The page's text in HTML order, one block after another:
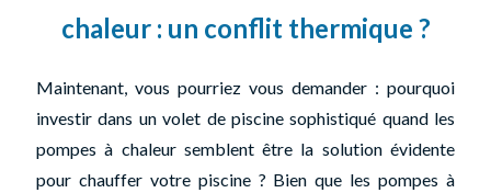
chaleur : un conflit thermique ?
Maintenant, vous pourriez vous demander : pourquoi
investir dans un volet de piscine sophistiqué quand les
pompes à chaleur semblent être la solution évidente
pour chauffer votre piscine ? Bien que les pompes à